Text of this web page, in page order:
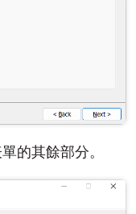
的其餘部分。